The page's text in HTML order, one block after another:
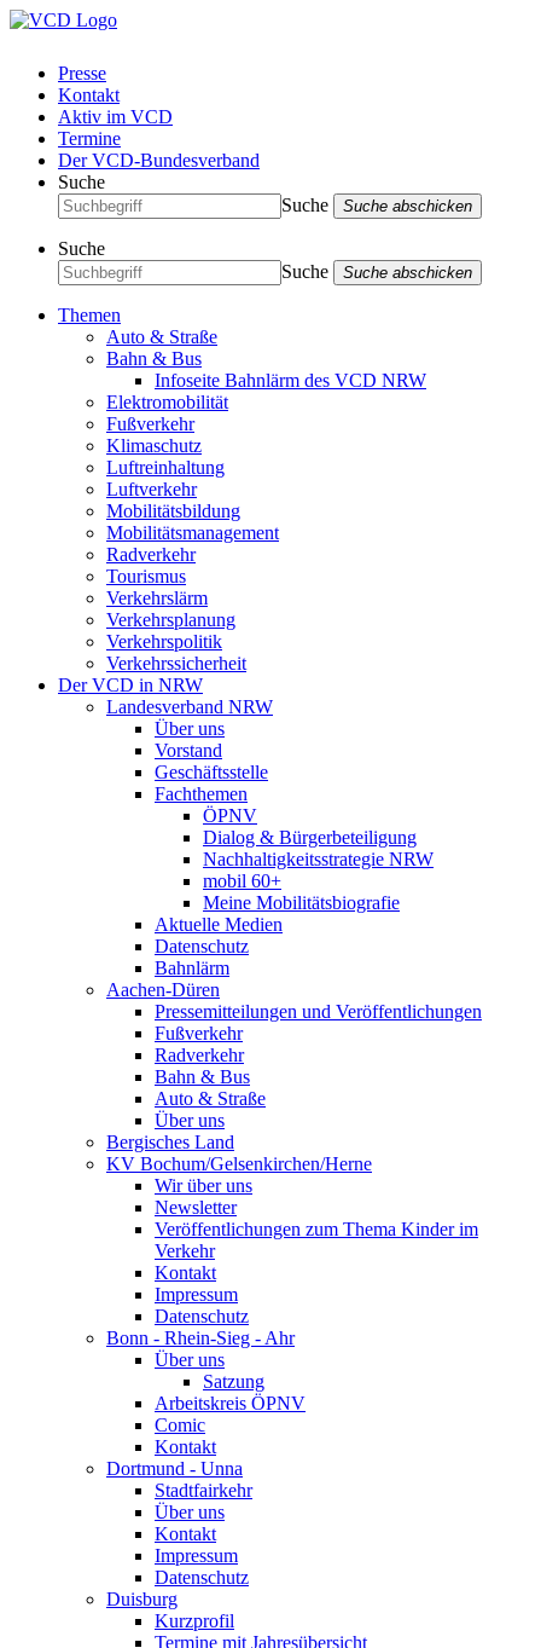
Presse
Kontakt
Aktiv im VCD
Termine
Der VCD-Bundesverband
Suche
Suche
Suche abschicken
Suche
Suche
Suche abschicken
Themen
Auto & Straße
Bahn & Bus
Infoseite Bahnlärm des VCD NRW
Elektromobilität
Fußverkehr
Klimaschutz
Luftreinhaltung
Luftverkehr
Mobilitätsbildung
Mobilitätsmanagement
Radverkehr
Tourismus
Verkehrslärm
Verkehrsplanung
Verkehrspolitik
Verkehrssicherheit
Der VCD in NRW
Landesverband NRW
Über uns
Vorstand
Geschäftsstelle
Fachthemen
ÖPNV
Dialog & Bürgerbeteiligung
Nachhaltigkeitsstrategie NRW
mobil 60+
Meine Mobilitätsbiografie
Aktuelle Medien
Datenschutz
Bahnlärm
Aachen-Düren
Pressemitteilungen und Veröffentlichungen
Fußverkehr
Radverkehr
Bahn & Bus
Auto & Straße
Über uns
Bergisches Land
KV Bochum/Gelsenkirchen/Herne
Wir über uns
Newsletter
Veröffentlichungen zum Thema Kinder im
Verkehr
Kontakt
Impressum
Datenschutz
Bonn - Rhein-Sieg - Ahr
Über uns
Satzung
Arbeitskreis ÖPNV
Comic
Kontakt
Dortmund - Unna
Stadtfairkehr
Über uns
Kontakt
Impressum
Datenschutz
Duisburg
Kurzprofil
Termine mit Jahresübersicht